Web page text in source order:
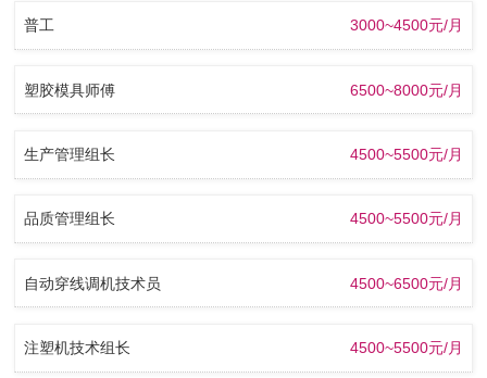
普工 3000~4500元/月
塑胶模具师傅 6500~8000元/月
生产管理组长 4500~5500元/月
品质管理组长 4500~5500元/月
自动穿线调机技术员 4500~6500元/月
注塑机技术组长 4500~5500元/月